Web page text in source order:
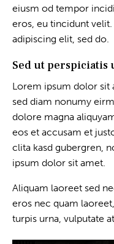
eiusm od tempor
eros, eu tincidunt
adipiscing elit, sed do.
Sed ut perspiciatis
Lorem ipsum dolor sit
sed diam nonumy
dolore magna
eos et accusam et
clita kasd gubergren,
ipsum dolor sit amet.
Aliquam laoreet sed
eros nec quam
turpis urna, vulputate